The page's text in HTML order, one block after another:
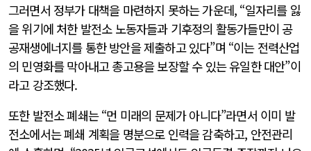
그러면서 정부가 대책을 마련하지 못하는 가운데, “일자리를 잃
을 위기에 처한 발전소 노동자들과 기후정의 활동가들만이 공
공재생에너지를 통한 방안을 제출하고 있다”며 “이는 전력산업
의 민영화를 막아내고 총고용을 보장할 수 있는 유일한 대안”이
라고 강조했다.
또한 발전소 폐쇄는 “먼 미래의 문제가 아니다”라면서 이미 발
전소에서는 폐쇄 계획을 명분으로 인력을 감축하고, 안전관리